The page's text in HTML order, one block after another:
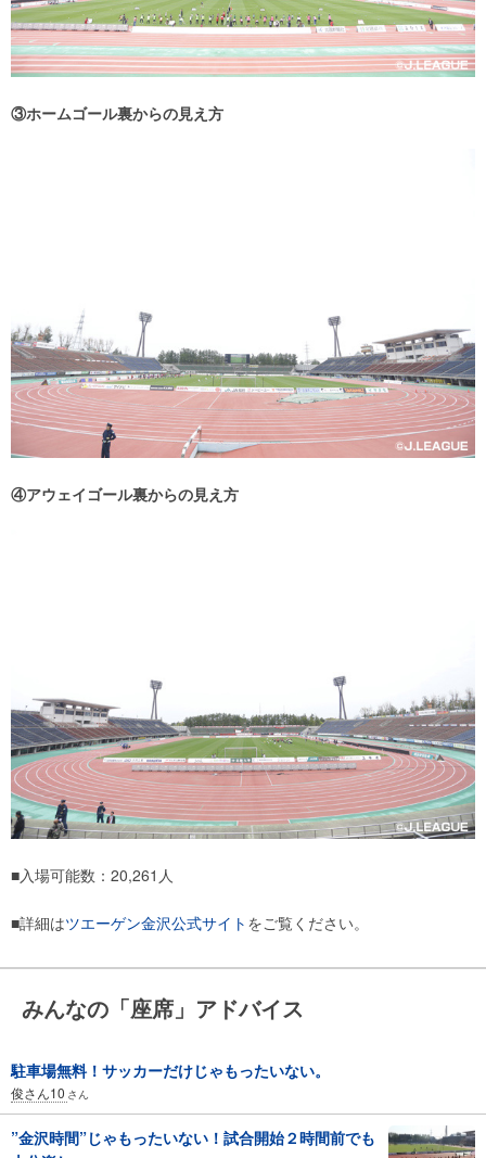
③ホームゴール裏からの見え方
④アウェイゴール裏からの見え方
■入場可能数：20,261人
■詳細はツエーゲン金沢公式サイト をご覧ください。
みんなの「座席」アドバイス
駐車場無料！サッカーだけじゃもったいない。
俊さん10 さん
”金沢時間”じゃもったいない！試合開始２時間前でも